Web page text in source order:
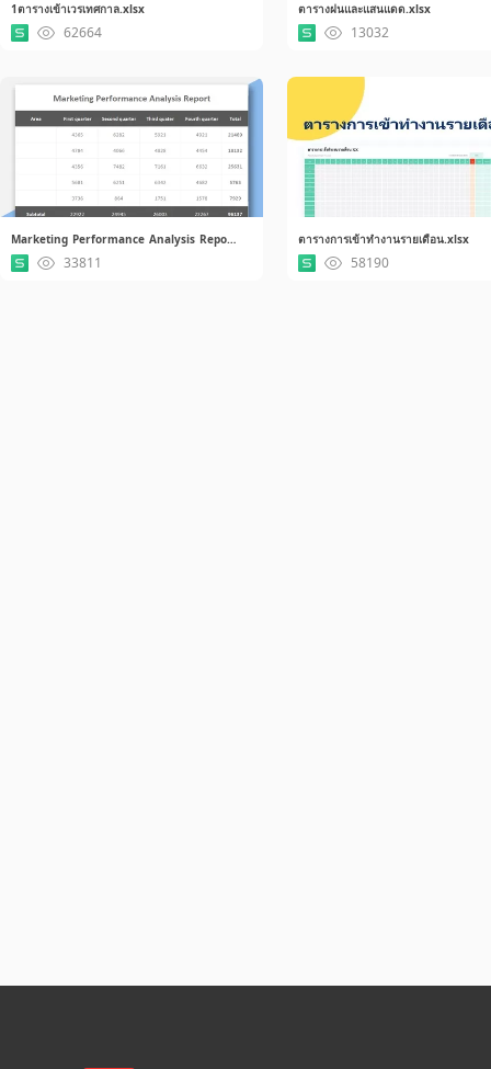
1ตารางเข้าเวรเทศกาล.xlsx
62664
ตารางฝนและแสนแดด.xlsx
13032
Marketing Performance Analysis Report.xlsx
33811
ตารางการเข้าทำงานรายเดือน.xlsx
58190